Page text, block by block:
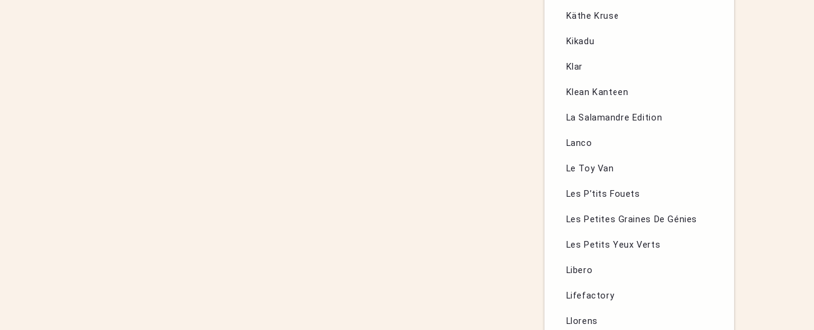
Käthe Kruse
Kikadu
Klar
Klean Kanteen
La Salamandre Edition
Lanco
Le Toy Van
Les P’tits Fouets
Les Petites Graines De Génies
Les Petits Yeux Verts
Libero
Lifefactory
Llorens